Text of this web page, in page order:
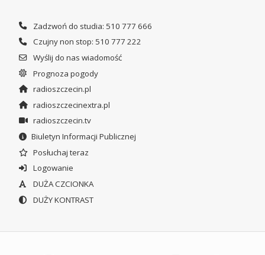
Zadzwoń do studia: 510 777 666
Czujny non stop: 510 777 222
Wyślij do nas wiadomość
Prognoza pogody
radioszczecin.pl
radioszczecinextra.pl
radioszczecin.tv
Biuletyn Informacji Publicznej
Posłuchaj teraz
Logowanie
DUŻA CZCIONKA
DUŻY KONTRAST